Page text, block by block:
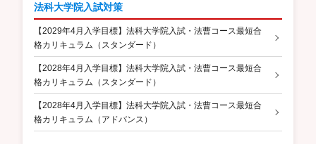
法科大学院入試対策
【2029年4月入学目標】法科大学院入試・法曹コース最短合
格カリキュラム（スタンダード）
【2028年4月入学目標】法科大学院入試・法曹コース最短合
格カリキュラム（スタンダード）
【2028年4月入学目標】法科大学院入試・法曹コース最短合
格カリキュラム（アドバンス）